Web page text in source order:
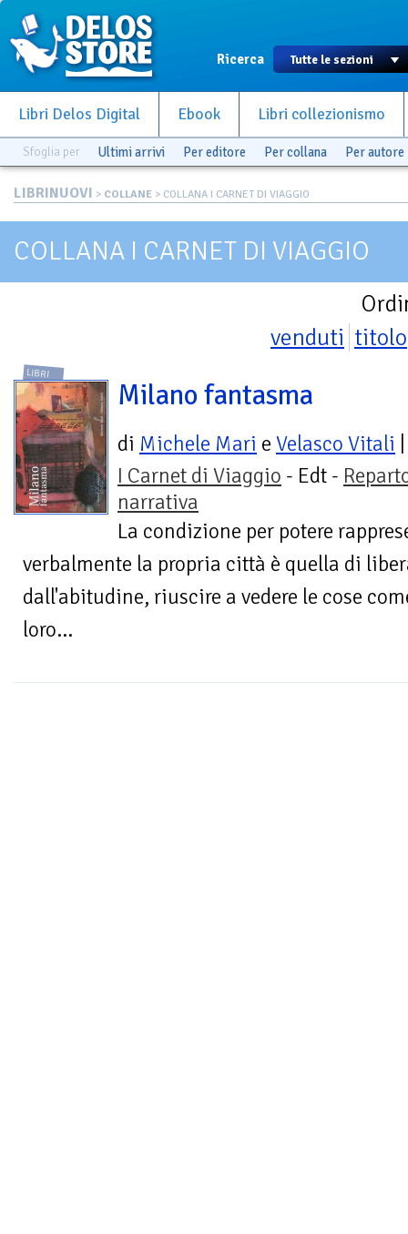
Ricerca
Libri Delos Digital Ebook Libri collezionismo
Sfoglia per Ultimi arrivi Per editore Per collana Per autore
LIBRINUOVI > COLLANE > COLLANA I CARNET DI VIAGGIO
COLLANA I CARNET DI VIAGGIO
venduti titolo
LIBRI
Milano fantasma
di Michele Mari e Velasco Vitali
I Carnet di Viaggio - Edt -
narrativa
La condizione per potere
verbalmente la propria città è quella di
dall'abitudine, riuscire a vedere le cose
loro...